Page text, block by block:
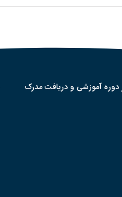
دوره آموزشی و دریافت مدرک